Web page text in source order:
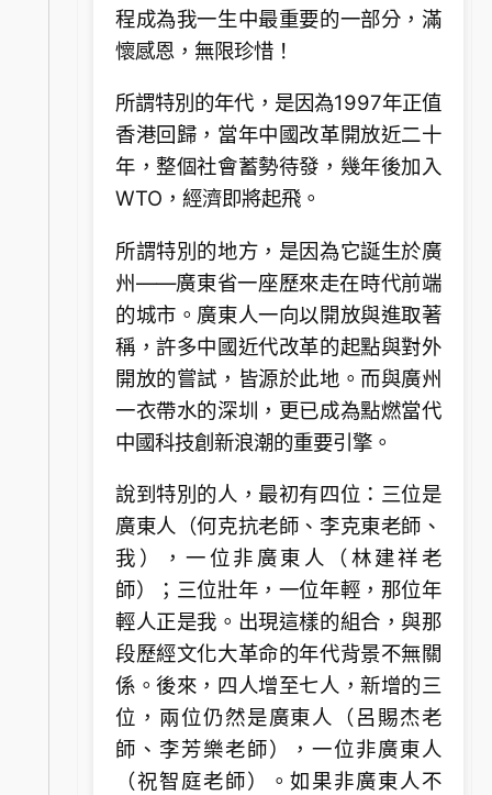
程成為我一生中最重要的一部分，滿
懷感恩，無限珍惜！
所謂特別的年代，是因為1997年正值
香港回歸，當年中國改革開放近二十
年，整個社會蓄勢待發，幾年後加入
WTO，經濟即將起飛。
所謂特別的地方，是因為它誕生於廣
州——廣東省一座歷來走在時代前端
的城市。廣東人一向以開放與進取著
稱，許多中國近代改革的起點與對外
開放的嘗試，皆源於此地。而與廣州
一衣帶水的深圳，更已成為點燃當代
中國科技創新浪潮的重要引擎。
說到特別的人，最初有四位：三位是
廣東人（何克抗老師、李克東老師、
我），一位非廣東人（林建祥老
師）；三位壯年，一位年輕，那位年
輕人正是我。出現這樣的組合，與那
段歷經文化大革命的年代背景不無關
係。後來，四人增至七人，新增的三
位，兩位仍然是廣東人（呂賜杰老
師、李芳樂老師），一位非廣東人
（祝智庭老師）。如果非廣東人不